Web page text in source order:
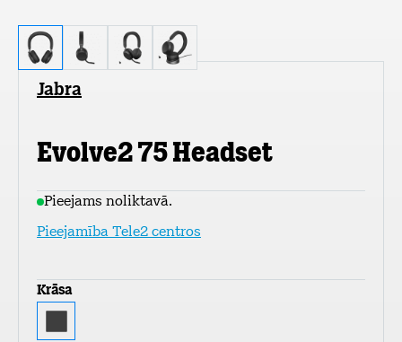
Jabra
Evolve2 75 Headset
Pieejams noliktavā.
Pieejamība Tele2 centros
Krāsa